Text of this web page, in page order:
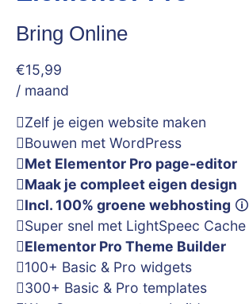
Bring Online
€15,99
/ maand
Zelf je eigen website maken
Bouwen met WordPress
Met Elementor Pro page-editor
Maak je compleet eigen design
Incl. 100% groene webhosting 🛈
Super snel met LightSpeec Cache
Elementor Pro Theme Builder
100+ Basic & Pro widgets
300+ Basic & Pro templates